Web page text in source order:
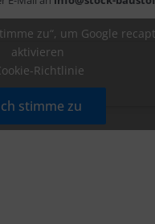
zu“, um Google
aktivieren
Richtlinie
stimme zu